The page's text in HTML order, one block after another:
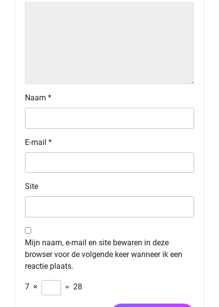
Naam *
E-mail *
Site
Mijn naam, e-mail en site bewaren in deze
browser voor de volgende keer wanneer ik een
reactie plaats.
7 × = 28